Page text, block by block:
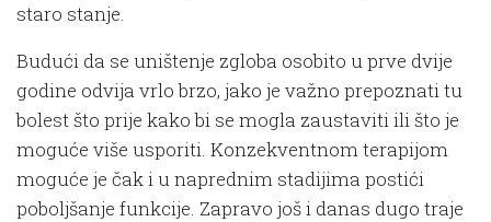
staro stanje.
Budući da se uništenje zgloba osobito u prve dvije
godine odvija vrlo brzo, jako je važno prepoznati tu
bolest što prije kako bi se mogla zaustaviti ili što je
moguće više usporiti. Konzekventnom terapijom
moguće je čak i u naprednim stadijima postići
poboljšanje funkcije. Zapravo još i danas dugo traje